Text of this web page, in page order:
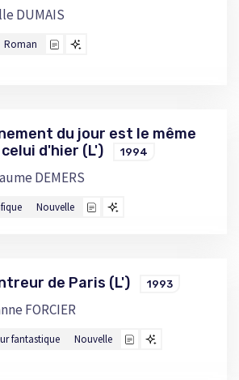
DUMAIS
Roman
du jour est le même
d'hier (L')
1994
DEMERS
Nouvelle
de Paris (L') 1993
FORCIER
fantastique Nouvelle